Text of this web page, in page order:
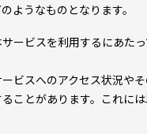
ようなものとなります。
ービスを利用するにあたっ
ビスへのアクセス状況や
ことがあります。これに